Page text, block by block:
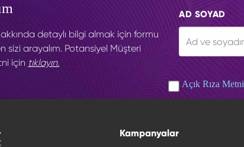
detaylı bilgi almak için formu
sizi arayalım. Potansiyel Müşteri
için tıklayın.
AD SOYAD
Açık Rıza Metni
Kampanyalar